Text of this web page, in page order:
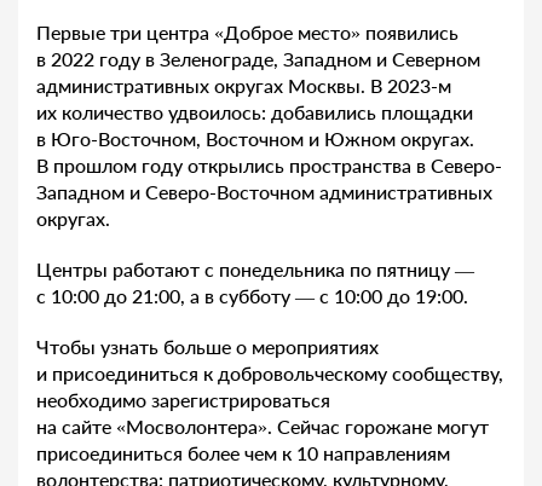
Первые три центра «Доброе место» появились
в 2022 году в Зеленограде, Западном и Северном
административных округах Москвы. В 2023-м
их количество удвоилось: добавились площадки
в Юго-Восточном, Восточном и Южном округах.
В прошлом году открылись пространства в Северо-
Западном и Северо-Восточном административных
округах.
Центры работают с понедельника по пятницу —
с 10:00 до 21:00, а в субботу — с 10:00 до 19:00.
Чтобы узнать больше о мероприятиях
и присоединиться к добровольческому сообществу,
необходимо зарегистрироваться
на сайте «Мосволонтера». Сейчас горожане могут
присоединиться более чем к 10 направлениям
волонтерства: патриотическому, культурному,